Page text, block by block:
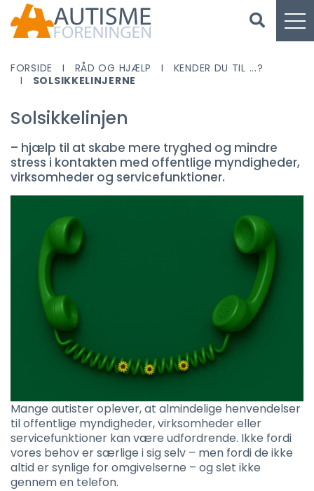
FORSIDE RÅD OG HJÆLP
KENDER DU TIL ...?
SOLSIKKELINJERNE
Solsikkelinjen
– hjælp til at skabe mere tryghed og mindre
stress i kontakten med offentlige myndigheder,
virksomheder og servicefunktioner.
Mange autister oplever, at almindelige henvendelser
til offentlige myndigheder, virksomheder eller
servicefunktioner kan være udfordrende. Ikke fordi
vores behov er særlige i sig selv – men fordi de ikke
altid er synlige for omgivelserne – og slet ikke
gennem en telefon.